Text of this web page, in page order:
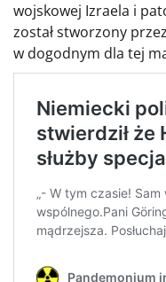
wojskowej Izraela i
został stworzony
w dogodnym dla tej